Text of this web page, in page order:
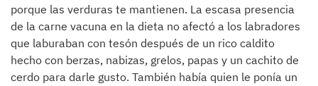
porque las verduras te mantienen. La escasa presencia
de la carne vacuna en la dieta no afectó a los labradores
que laburaban con tesón después de un rico caldito
hecho con berzas, nabizas, grelos, papas y un cachito de
cerdo para darle gusto. También había quien le ponía un